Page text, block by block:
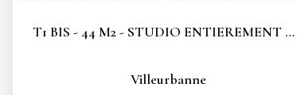
T1 BIS - 44 M2 - STUDIO ENTIEREMENT RENOVE - MEUBLE -...
Villeurbanne